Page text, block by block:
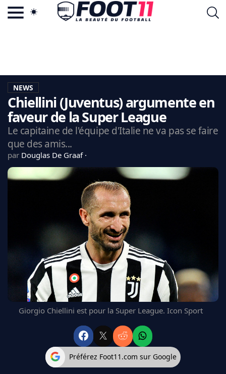
LA CHARTE
VIE PRIVÉE
CGU
CONTACTEZ-NOUS
CDM 2026
REAL MADRID
MANCHESTER UNITED
CHELSEA
ARSENAL
BAYERN
L'AVIS DE LA RÉDAC'
NEWS
Chiellini (Juventus) argumente en
faveur de la Super League
Le capitaine de l'équipe d'Italie ne va pas se faire
que des amis...
par Douglas De Graaf
Giorgio Chiellini est pour la Super League. Icon Sport
Préférez Foot11.com sur Google